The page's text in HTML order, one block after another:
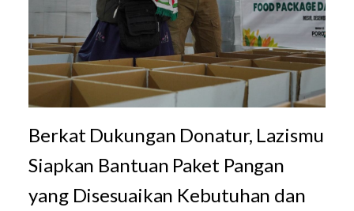
Berkat Dukungan Donatur, Lazismu
Siapkan Bantuan Paket Pangan
yang Disesuaikan Kebutuhan dan